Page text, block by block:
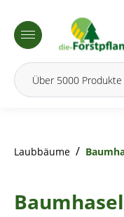
springen
Laubbäume /